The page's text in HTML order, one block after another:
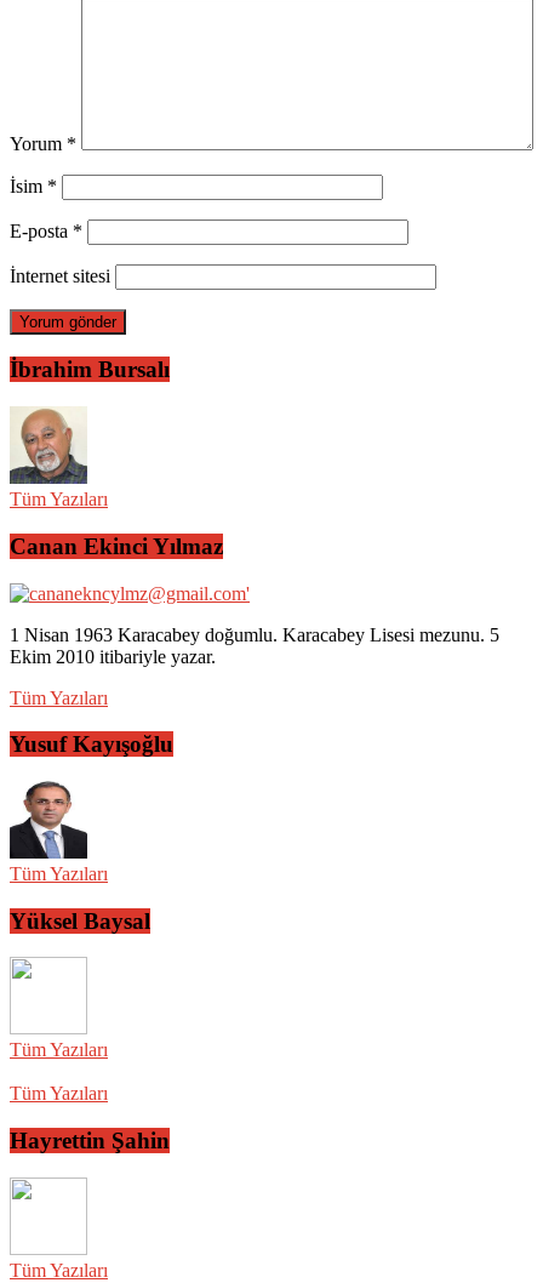
Yorum *
İsim *
E-posta *
İnternet sitesi
İbrahim Bursalı
Tüm Yazıları
Canan Ekinci Yılmaz
1 Nisan 1963 Karacabey doğumlu. Karacabey Lisesi mezunu. 5
Ekim 2010 itibariyle yazar.
Tüm Yazıları
Yusuf Kayışoğlu
Tüm Yazıları
Yüksel Baysal
Tüm Yazıları
Tüm Yazıları
Hayrettin Şahin
Tüm Yazıları